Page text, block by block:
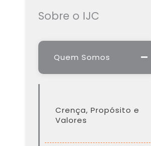
Sobre o IJC
Quem Somos
Crença, Propósito e
Valores